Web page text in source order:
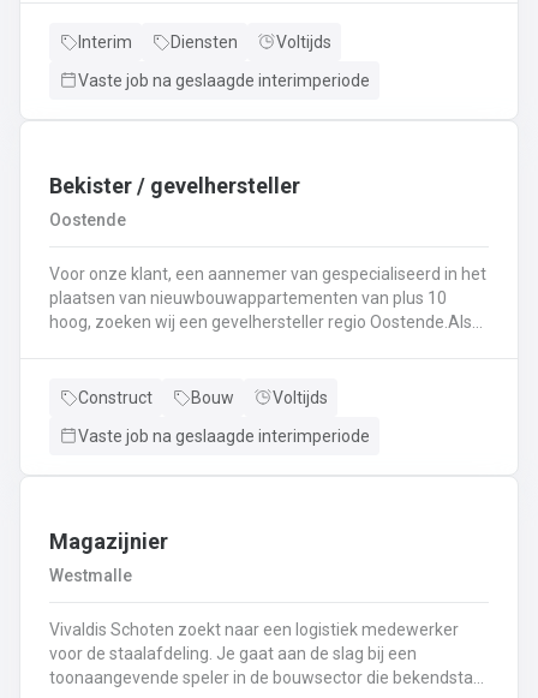
Dan ben jij de persoon die wij zoeken!
Interim Diensten
Voltijds
Vaste job na geslaagde interimperiode
Bekister / gevelhersteller
Oostende
Voor onze klant, een aannemer van gespecialiseerd in het
plaatsen van nieuwbouwappartementen van plus 10
hoog, zoeken wij een gevelhersteller regio Oostende.Als
collegas. Je zal voornamelijk ingezet worden voor:
gevel;Opnieuw voegen van bakstenen;Renovatie van
wapening en voorzien van een beschermlaag;Herstellen
2de natuur en heeft weinig geheimen voor jou. Je weet de
aanpakken. Dan is dit zeker de job voor jou!
Construct Bouw
Voltijds
Vaste job na geslaagde interimperiode
Magazijnier
Westmalle
Vivaldis Schoten zoekt naar een logistiek medewerker
voor de staalafdeling. Je gaat aan de slag bij een
toonaangevende speler in de bouwsector die bekendstaat